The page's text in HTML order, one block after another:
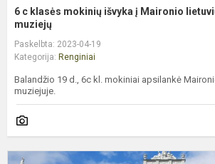
6 c klasės mokinių išvyka į Maironio
muziejų
Paskelbta: 2023-04-19
Kategorija: Renginiai
Balandžio 19 d., 6c kl. mokiniai apsilankė
muziejuje.